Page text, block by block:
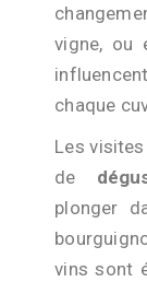
vigne, ou
chaque
Les
de
plonger
vins sont